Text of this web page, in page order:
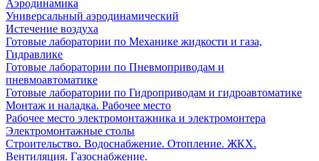
Аэродинамика
Универсальный аэродинамический
Истечение воздуха
Готовые лаборатории по Механике жидкости и газа,
Гидравлике
Готовые лаборатории по Пневмоприводам и
пневмоавтоматике
Готовые лаборатории по Гидроприводам и гидроавтоматике
Монтаж и наладка. Рабочее место
Рабочее место электромонтажника и электромонтера
Электромонтажные столы
Строительство. Водоснабжение. Отопление. ЖКХ.
Вентиляция. Газоснабжение.